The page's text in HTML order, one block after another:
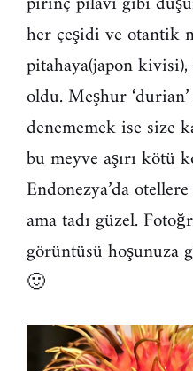
her çeşidi ve otantik
pitahaya(japon
oldu. Meşhur
denememek ise size
bu meyve aşırı kötü
Endonezya’da
ama tadı güzel.
görüntüsü hoşunuza
🙂